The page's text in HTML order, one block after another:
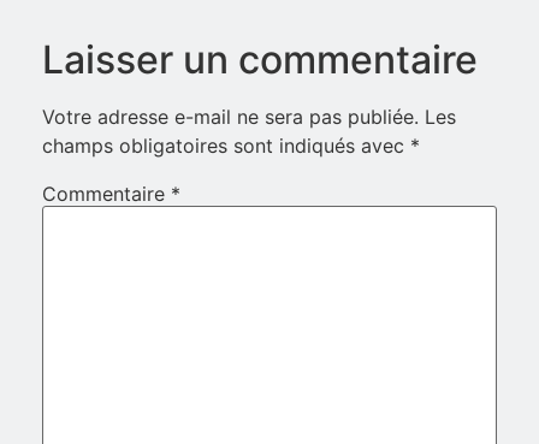
Laisser un commentaire
Votre adresse e-mail ne sera pas publiée. Les
champs obligatoires sont indiqués avec *
Commentaire *